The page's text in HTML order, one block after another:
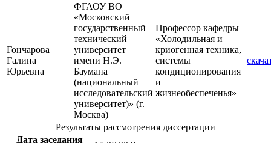
Гончарова
Галина
Юрьевна
ФГАОУ ВО
«Московский
государственный
технический
университет
имени Н.Э.
Баумана
(национальный
исследовательский
университет)» (г.
Москва)
Профессор кафедры
«Холодильная и
криогенная техника,
системы
кондиционирования
и
жизнеобеспеченья»
Результаты рассмотрения диссертации
Дата заседания